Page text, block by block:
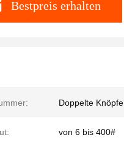
Bestpreis erhalten
Doppelte Knöpfe
von 6 bis 400#